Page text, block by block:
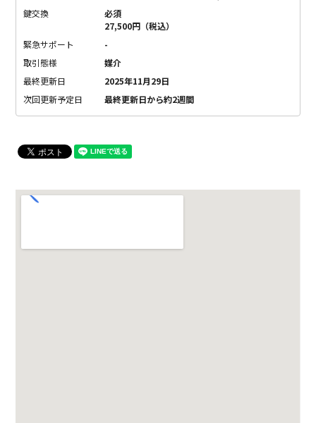
鍵交換
必須
27,500円（税込）
緊急サポート
-
取引態様
媒介
最終更新日
2025年11月29日
次回更新予定日
最終更新日から約2週間